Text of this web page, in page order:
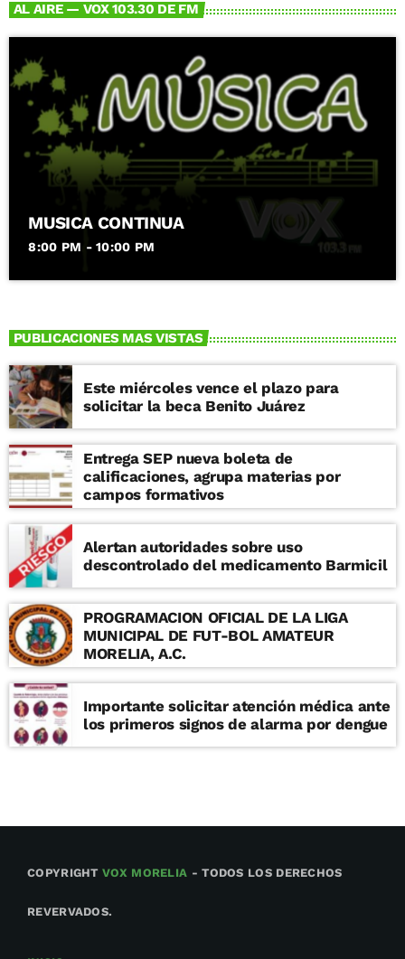
AL AIRE — VOX 103.30 DE FM
MUSICA CONTINUA
8:00 PM - 10:00 PM
PUBLICACIONES MAS VISTAS
Este miércoles vence el plazo para
solicitar la beca Benito Juárez
Entrega SEP nueva boleta de
calificaciones, agrupa materias por
campos formativos
Alertan autoridades sobre uso
descontrolado del medicamento Barmicil
PROGRAMACION OFICIAL DE LA LIGA
MUNICIPAL DE FUT-BOL AMATEUR
MORELIA, A.C.
Importante solicitar atención médica ante
los primeros signos de alarma por dengue
COPYRIGHTVOX MORELIA - TODOS LOS DERECHOS
REVERVADOS.